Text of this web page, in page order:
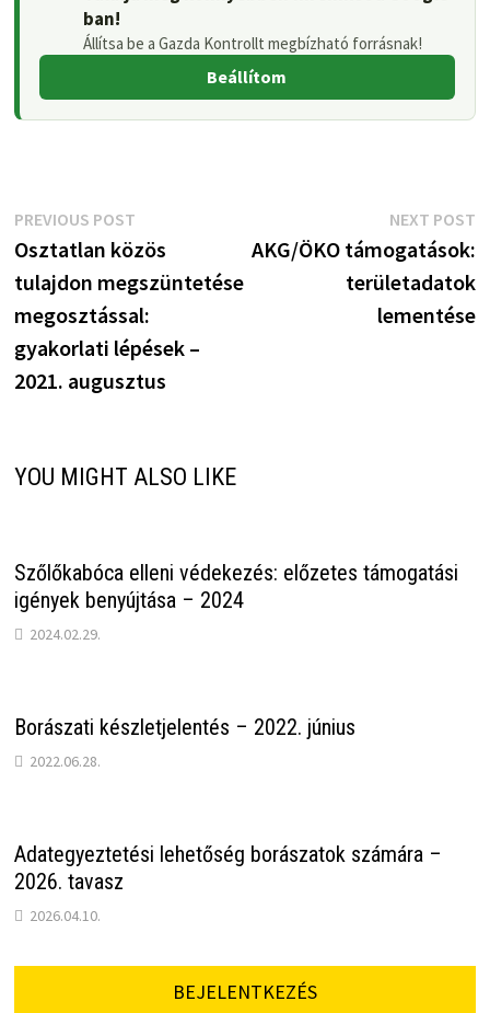
ban!
Állítsa be a Gazda Kontrollt megbízható forrásnak!
Beállítom
Bejegyzés
navigáció
PREVIOUS POSTPrevious
post:
Osztatlan közös
tulajdon megszüntetése
megosztással:
gyakorlati lépések –
2021. augusztus
NEXT POST
AKG/ÖKO támogatások:
területadatok
lementése
YOU MIGHT ALSO LIKE
Szőlőkabóca elleni védekezés: előzetes támogatási
igények benyújtása – 2024
2024.02.29.
Borászati készletjelentés – 2022. június
2022.06.28.
Adategyeztetési lehetőség borászatok számára –
2026. tavasz
2026.04.10.
BEJELENTKEZÉS